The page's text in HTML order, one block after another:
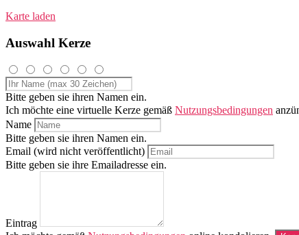
Karte laden
Auswahl Kerze
Bitte geben sie ihren Namen ein.
Ich möchte eine virtuelle Kerze gemäß Nutzungsbedingungen
Name
Bitte geben sie ihren Namen ein.
Email (wird nicht veröffentlicht)
Bitte geben sie ihre Emailadresse ein.
Eintrag